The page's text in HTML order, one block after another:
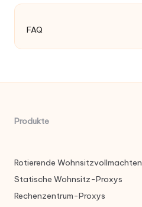
FAQ
Produkte
Rotierende Wohnsitzvollmachten
Statische Wohnsitz-Proxys
Rechenzentrum-Proxys